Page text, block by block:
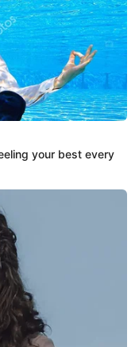
emotivo tráiler
por
tráiler busca
última presentación